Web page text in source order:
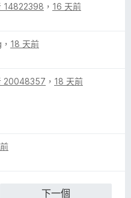
14822398 ， 16 天前
， 18 天前
20048357 ， 18 天前
下一個